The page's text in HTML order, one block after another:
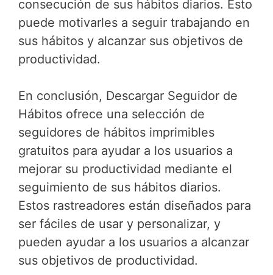
consecución de sus hábitos diarios. Esto
puede motivarles a seguir trabajando en
sus hábitos y alcanzar sus objetivos de
productividad.
En conclusión, Descargar Seguidor de
Hábitos ofrece una selección de
seguidores de hábitos imprimibles
gratuitos para ayudar a los usuarios a
mejorar su productividad mediante el
seguimiento de sus hábitos diarios.
Estos rastreadores están diseñados para
ser fáciles de usar y personalizar, y
pueden ayudar a los usuarios a alcanzar
sus objetivos de productividad.